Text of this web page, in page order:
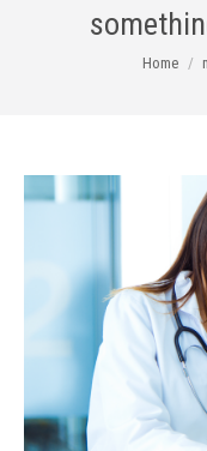
You are
Home